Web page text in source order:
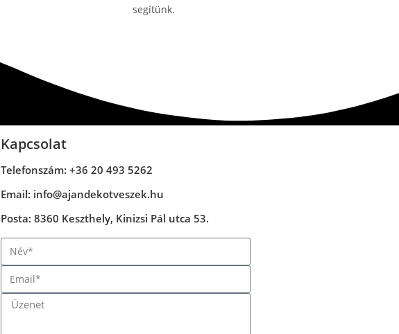
segítünk.
Kapcsolat
Telefonszám: +36 20 493 5262
Email: info@ajandekotveszek.hu
Posta: 8360 Keszthely, Kinizsi Pál utca 53.